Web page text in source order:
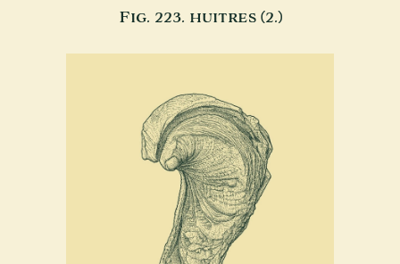
Fig. 223. huitres (2.)